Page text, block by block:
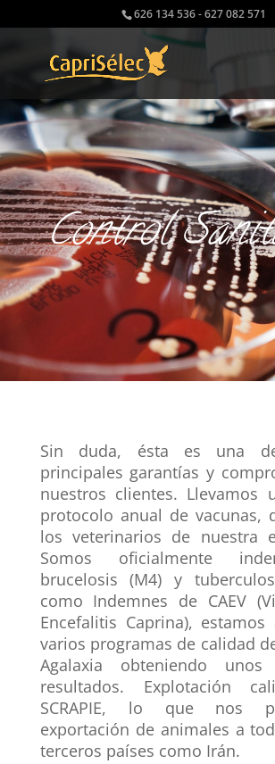
626 134 536 - 627 082 571
Control
Sin duda, ésta es una
principales garantías y
nuestros clientes. Llevamos
protocolo anual de vacunas,
los veterinarios de nuestra
Somos oficialmente
brucelosis (M4) y
como Indemnes de CAEV
Encefalitis Caprina), estamos
varios programas de calidad
Agalaxia obteniendo unos
resultados. Explotación
SCRAPIE, lo que nos
exportación de animales a
terceros países como Irán.